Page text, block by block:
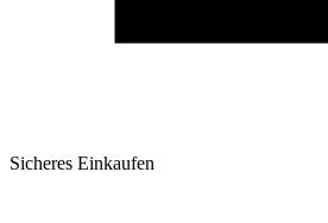
Sicheres Einkaufen